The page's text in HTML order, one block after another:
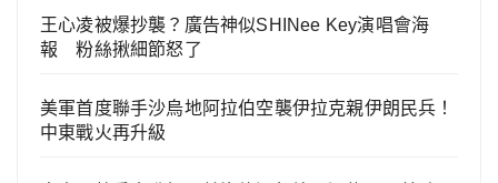
王心凌被爆抄襲？廣告神似SHINee Key演唱會海
報 粉絲揪細節怒了
美軍首度聯手沙烏地阿拉伯空襲伊拉克親伊朗民兵！
中東戰火再升級